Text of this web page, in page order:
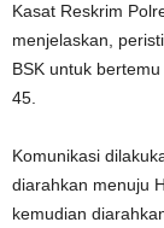
Kasat Reskrim
menjelaskan,
BSK untuk
45.
Komunikasi
diarahkan menuju
kemudian